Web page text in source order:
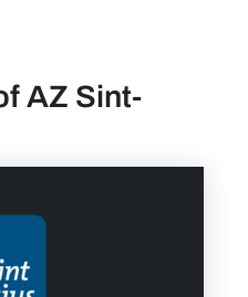
AZ Sint-